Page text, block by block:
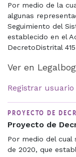
Por medio de la
algunas
Seguimiento del
establecido en el
DecretoDistrital
Ver en Legalbog
Registrar
PROYECTO DE
Proyecto de
Por medio del cual
de 2020, que